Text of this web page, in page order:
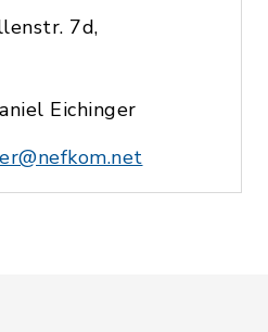
7d,
Eichinger